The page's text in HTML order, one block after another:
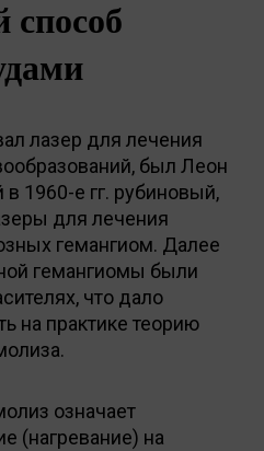
лазер для лечения
был Леон
1960-е гг. рубиновый,
для лечения
гемангиом. Далее
гемангиомы были
что дало
на практике теорию
означает
(нагревание) на